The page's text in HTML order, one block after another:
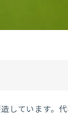
しています。